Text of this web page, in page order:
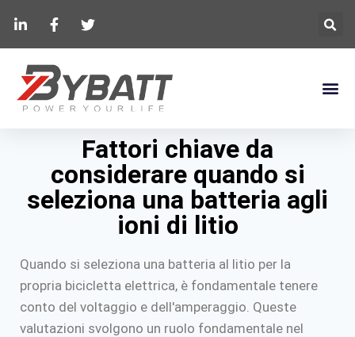
Fattori chiave da
considerare quando si
seleziona una batteria agli
ioni di litio
Quando si seleziona una batteria al litio per la
propria bicicletta elettrica, è fondamentale tenere
conto del voltaggio e dell'amperaggio. Queste
valutazioni svolgono un ruolo fondamentale nel